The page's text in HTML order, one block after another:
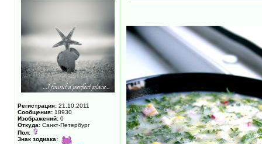
Регистрация: 21.10.2011
Сообщения: 18930
Изображений: 0
Откуда: Санкт-Петербург
Пол:
Знак зодиака: